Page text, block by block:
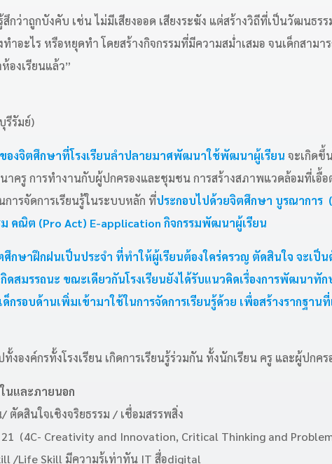
สึกว่าถูกบังคับ เช่น ไม่มีเสียงออด เสียงระฆัง แต่สร้างวิถีที่เป็นวัฒนธร
ำอะไร หรือหยุดทำ โดยสร้างกิจกรรมที่มีความสม่ำเสมอ จนเด็กสามา
องเรียนแล้ว”
รีรัมย์)
องจิตศึกษาที่โรงเรียนลำปลายมาศพัฒนาใช้พัฒนาผู้เรียน จะเกิดขึ้
ครู การทำงานกับผู้ปกครองและชุมชน การสร้างสภาพแวดล้อมที่เอื้อ
ารจัดการเรียนรู้ในระบบหลัก ที่ประกอบไปด้วยจิตศึกษา บูรณาการ
คณิต (Pro Act) E-application กิจกรรมพัฒนาผู้เรียน
กษาฝึกฝนเป็นประจำ ที่ทำให้ผู้เรียนต้องใคร่ครวญ ตัดสินใจ จะเป็
สมรรถนะ ขณะเดียวกันโรงเรียนยังได้รับแนวคิดเรื่องการพัฒนาทัก
รอบด้านเพิ่มเข้ามาใช้ในการจัดการเรียนรู้ด้วย เพื่อสร้างรากฐาน
องค์กรทั้งโรงเรียน เกิดการเรียนรู้ร่วมกัน ทั้งนักเรียน ครู และผู้ปกคร
และภายนอก
ดสินใจเชิงจริยธรรม / เชื่อมสรรพสิ่ง
(4C- Creativity and Innovation, Critical Thinking and
/Life Skill มีความรู้เท่าทัน IT สื่อdigital